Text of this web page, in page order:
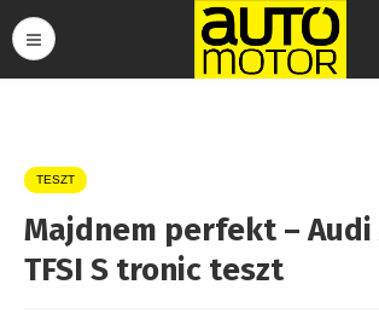
TESZT
Majdnem perfekt – Audi
TFSI S tronic teszt